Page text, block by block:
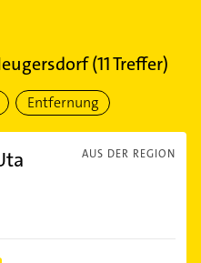
(11Treffer)
Entfernung
AUS DER REGION